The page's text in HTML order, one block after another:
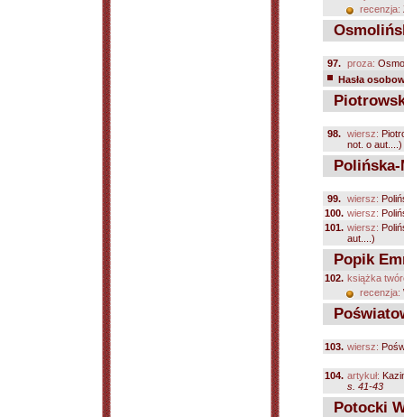
recenzja:
97. proza:
Hasła
98. wiersz:
not. o aut....)
Polińska-
99. wiersz:
100. wiersz:
101. wiersz:
aut....)
Popik
102. książka
recenzja:
103. wiersz:
104. artykuł:
s. 41-43
Potocki